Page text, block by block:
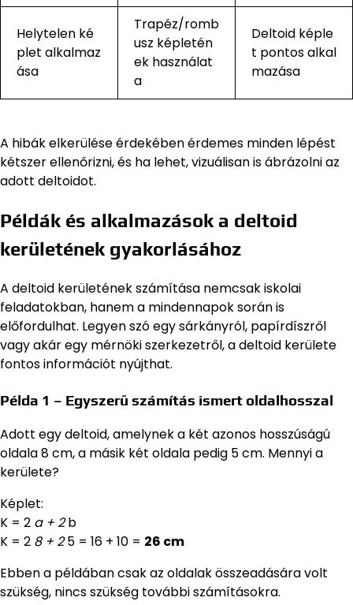
Helytelen ké
plet alkalmaz
ása
Trapéz/romb
usz képletén
ek használat
a
Deltoid képle
t pontos alkal
mazása
A hibák elkerülése érdekében érdemes minden lépést
kétszer ellenőrizni, és ha lehet, vizuálisan is ábrázolni az
adott deltoidot.
Példák és alkalmazások a deltoid
kerületének gyakorlásához
A deltoid kerületének számítása nemcsak iskolai
feladatokban, hanem a mindennapok során is
előfordulhat. Legyen szó egy sárkányról, papírdíszről
vagy akár egy mérnöki szerkezetről, a deltoid kerülete
fontos információt nyújthat.
Példa 1 – Egyszerű számítás ismert oldalhosszal
Adott egy deltoid, amelynek a két azonos hosszúságú
oldala 8 cm, a másik két oldala pedig 5 cm. Mennyi a
kerülete?
Képlet:
K = 2 a + 2b
K = 2 8 + 25 = 16 + 10 = 26 cm
Ebben a példában csak az oldalak összeadására volt
szükség, nincs szükség további számításokra.